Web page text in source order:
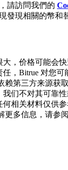
赢取
獎池
請訪問我們的
發現相關的幣和
，价格可能会
，Bitrue 对您可
赖第三方来源获
我们不对其可靠
相关材料仅供
更多信息，请参